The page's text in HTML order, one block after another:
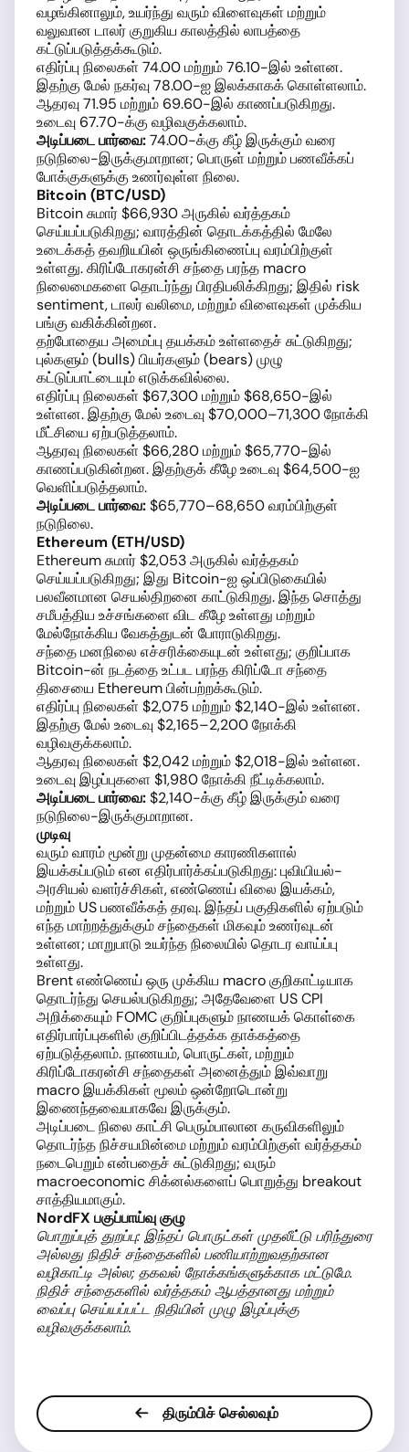
வழங்கினாலும், உயர்ந்து வரும் விளைவுகள் மற்றும்
வலுவான டாலர் குறுகிய காலத்தில் லாபத்தை
கட்டுப்படுத்தக்கூடும்.
எதிர்ப்பு நிலைகள் 74.00 மற்றும் 76.10-இல் உள்ளன.
இதற்கு மேல் நகர்வு 78.00-ஐ இலக்காகக் கொள்ளலாம்.
ஆதரவு 71.95 மற்றும் 69.60-இல் காணப்படுகிறது.
உடைவு 67.70-க்கு வழிவகுக்கலாம்.
அடிப்படை பார்வை:74.00-க்கு கீழ் இருக்கும் வரை
நடுநிலை-இருக்குமாறான; பொருள் மற்றும் பணவீக்கப்
போக்குகளுக்கு உணர்வுள்ள நிலை.
Bitcoin (BTC/USD)
Bitcoin சுமார் $66,930 அருகில் வர்த்தகம்
செய்யப்படுகிறது; வாரத்தின் தொடக்கத்தில் மேலே
உடைக்கத் தவறியபின் ஒருங்கிணைப்பு வரம்பிற்குள்
உள்ளது. கிரிப்டோகரன்சி சந்தை பரந்த macro
நிலைமைகளை தொடர்ந்து பிரதிபலிக்கிறது; இதில் risk
sentiment, டாலர் வலிமை, மற்றும் விளைவுகள் முக்கிய
பங்கு வகிக்கின்றன.
தற்போதைய அமைப்பு தயக்கம் உள்ளதைச் சுட்டுகிறது;
புல்களும் (bulls) பியர்களும் (bears) முழு
கட்டுப்பாட்டையும் எடுக்கவில்லை.
எதிர்ப்பு நிலைகள் $67,300 மற்றும் $68,650-இல்
உள்ளன. இதற்கு மேல் உடைவு $70,000–71,300 நோக்கி
மீட்சியை ஏற்படுத்தலாம்.
ஆதரவு நிலைகள் $66,280 மற்றும் $65,770-இல்
காணப்படுகின்றன. இதற்குக் கீழே உடைவு $64,500-ஐ
வெளிப்படுத்தலாம்.
அடிப்படை பார்வை:$65,770–68,650 வரம்பிற்குள்
நடுநிலை.
Ethereum (ETH/USD)
Ethereum சுமார் $2,053 அருகில் வர்த்தகம்
செய்யப்படுகிறது; இது Bitcoin-ஐ ஒப்பிடுகையில்
பலவீனமான செயல்திறனை காட்டுகிறது. இந்த சொத்து
சமீபத்திய உச்சங்களை விட கீழே உள்ளது மற்றும்
மேல்நோக்கிய வேகத்துடன் போராடுகிறது.
சந்தை மனநிலை எச்சரிக்கையுடன் உள்ளது; குறிப்பாக
Bitcoin-ன் நடத்தை உட்பட பரந்த கிரிப்டோ சந்தை
திசையை Ethereum பின்பற்றக்கூடும்.
எதிர்ப்பு நிலைகள் $2,075 மற்றும் $2,140-இல் உள்ளன.
இதற்கு மேல் உடைவு $2,165–2,200 நோக்கி
வழிவகுக்கலாம்.
ஆதரவு நிலைகள் $2,042 மற்றும் $2,018-இல் உள்ளன.
உடைவு இழப்புகளை $1,980 நோக்கி நீட்டிக்கலாம்.
அடிப்படை பார்வை:$2,140-க்கு கீழ் இருக்கும் வரை
நடுநிலை-இருக்குமாறான.
முடிவு
வரும் வாரம் மூன்று முதன்மை காரணிகளால்
இயக்கப்படும் என எதிர்பார்க்கப்படுகிறது: புவியியல்-
அரசியல் வளர்ச்சிகள், எண்ணெய் விலை இயக்கம்,
மற்றும் US பணவீக்கத் தரவு. இந்தப் பகுதிகளில் ஏற்படும்
எந்த மாற்றத்துக்கும் சந்தைகள் மிகவும் உணர்வுடன்
உள்ளன; மாறுபாடு உயர்ந்த நிலையில் தொடர வாய்ப்பு
உள்ளது.
Brent எண்ணெய் ஒரு முக்கிய macro குறிகாட்டியாக
தொடர்ந்து செயல்படுகிறது; அதேவேளை US CPI
அறிக்கையும் FOMC குறிப்புகளும் நாணயக் கொள்கை
எதிர்பார்ப்புகளில் குறிப்பிடத்தக்க தாக்கத்தை
ஏற்படுத்தலாம். நாணயம், பொருட்கள், மற்றும்
கிரிப்டோகரன்சி சந்தைகள் அனைத்தும் இவ்வாறு
macro இயக்கிகள் மூலம் ஒன்றோடொன்று
இணைந்தவையாகவே இருக்கும்.
அடிப்படை நிலை காட்சி பெரும்பாலான கருவிகளிலும்
தொடர்ந்த நிச்சயமின்மை மற்றும் வரம்பிற்குள் வர்த்தகம்
நடைபெறும் என்பதைச் சுட்டுகிறது; வரும்
macroeconomic சிக்னல்களைப் பொறுத்து breakout
சாத்தியமாகும்.
NordFX பகுப்பாய்வு குழு
பொறுப்புத் துறப்பு: இந்தப் பொருட்கள் முதலீட்டு பரிந்துரை
அல்லது நிதிச் சந்தைகளில் பணியாற்றுவதற்கான
வழிகாட்டி அல்ல; தகவல் நோக்கங்களுக்காக மட்டுமே.
நிதிச் சந்தைகளில் வர்த்தகம் ஆபத்தானது மற்றும்
வைப்பு செய்யப்பட்ட நிதியின் முழு இழப்புக்கு
வழிவகுக்கலாம்.
திரும்பிச் செல்லவும்